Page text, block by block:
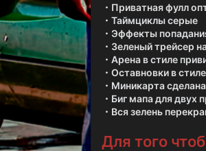
・Приватная фулл
・Таймциклы серые
・Эффекты
・Зеленый трейсер
・Арена в стиле
・Оставновки в
・Миникарта
・Биг мапа для двух
・Вся зелень
Для того